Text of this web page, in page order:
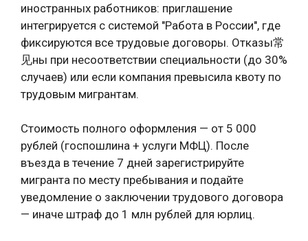
иностранных работников: приглашение
интегрируется с системой "Работа в России", где
фиксируются все трудовые договоры. Отказы常
见ны при несоответствии специальности (до 30%
случаев) или если компания превысила квоту по
трудовым мигрантам.
Стоимость полного оформления — от 5 000
рублей (госпошлина + услуги МФЦ). После
въезда в течение 7 дней зарегистрируйте
мигранта по месту пребывания и подайте
уведомление о заключении трудового договора
— иначе штраф до 1 млн рублей для юрлиц.